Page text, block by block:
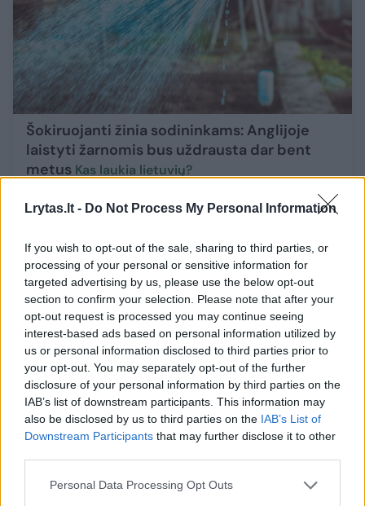
Lrytas.lt - Do Not Process My Personal Information
If you wish to opt-out of the sale, sharing to third parties, or
processing of your personal or sensitive information for
targeted advertising by us, please use the below opt-out
section to confirm your selection. Please note that after your
opt-out request is processed you may continue seeing
interest-based ads based on personal information utilized by
us or personal information disclosed to third parties prior to
your opt-out. You may separately opt-out of the further
disclosure of your personal information by third parties on the
IAB’s list of downstream participants. This information may
also be disclosed by us to third parties on the IAB’s List of
Downstream Participants that may further disclose it to other
Personal Data Processing Opt Outs
Šokiruojanti žinia sodininkams: Anglijoje
laistyti žarnomis bus uždrausta dar bent
metus Kas laukia lietuvių?
nedelsiant palaistyti: kitaip ji žus